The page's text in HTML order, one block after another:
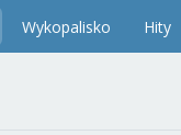
Wykopalisko Hity